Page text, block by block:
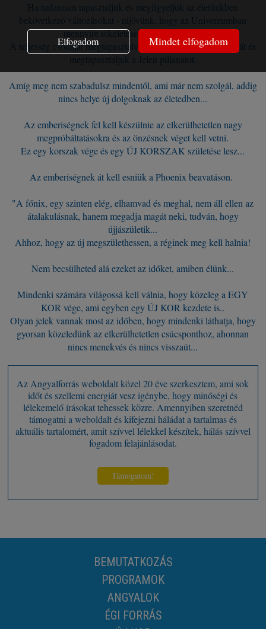
Ha tudatosan tapasztaljuk és megfigyeljük az életünkben
bekövetkező változásokat - rájövünk, hogy az Univerzumban
mennyire tökéletesen zajlik minden...
A teljesség csodáját megtapasztalva elérjük az áramlás állapotát és
megtapasztaljuk a Jelen pillanatot.
Amíg meg nem szabadulsz mindentől, ami már nem szolgál, addig
nincs helye új dolgoknak az életedben...
Az emberiségnek fel kell készülnie az elkerülhetetlen nagy
megpróbáltatásokra és az önzésnek véget kell vetni.
Ez egy korszak vége és egy ÚJ KORSZAK születése lesz...
Az emberiségnek át kell esniük a Phoenix beavatáson.
"A főnix, egy szinten elég, elhamvad és meghal, nem áll ellen az
átalakulásnak, hanem megadja magát neki, tudván, hogy
újjászületik...
Ahhoz, hogy az új megszülethessen, a réginek meg kell halnia!
Nem becsülheted alá ezeket az időket, amiben élünk...
Mindenki számára világossá kell válnia, hogy közeleg a EGY
KOR vége, ami egyben egy ÚJ KOR kezdete is..
Olyan jelek vannak most az időben, hogy mindenki láthatja, hogy
gyorsan közeledünk az elkerülhetetlen csúcsponthoz, ahonnan
nincs menekvés és nincs visszaút...
Az Angyalforrás weboldalt közel 20 éve szerkesztem, ami sok
időt és szellemi energiát vesz igénybe, hogy minőségi és
lélekemelő írásokat tehessek közre. Amennyiben szeretnéd
támogatni a weboldalt és kifejezni háládat a tartalmas és
aktuális tartalomért, amit szívvel lélekkel készítek, hálás szívvel
fogadom felajánlásodat.
Támogatom!
BEMUTATKOZÁS
PROGRAMOK
ANGYALOK
ÉGI FORRÁS
Elfogadom Mindet elfogadom